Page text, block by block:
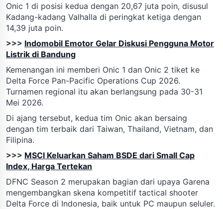
Onic 1 di posisi kedua dengan 20,67 juta poin, disusul
Kadang-kadang Valhalla di peringkat ketiga dengan
14,39 juta poin.
>>> Indomobil Emotor Gelar Diskusi Pengguna Motor
Listrik di Bandung
Kemenangan ini memberi Onic 1 dan Onic 2 tiket ke
Delta Force Pan-Pacific Operations Cup 2026.
Turnamen regional itu akan berlangsung pada 30-31
Mei 2026.
Di ajang tersebut, kedua tim Onic akan bersaing
dengan tim terbaik dari Taiwan, Thailand, Vietnam, dan
Filipina.
>>> MSCI Keluarkan Saham BSDE dari Small Cap
Index, Harga Tertekan
DFNC Season 2 merupakan bagian dari upaya Garena
mengembangkan skena kompetitif tactical shooter
Delta Force di Indonesia, baik untuk PC maupun seluler.